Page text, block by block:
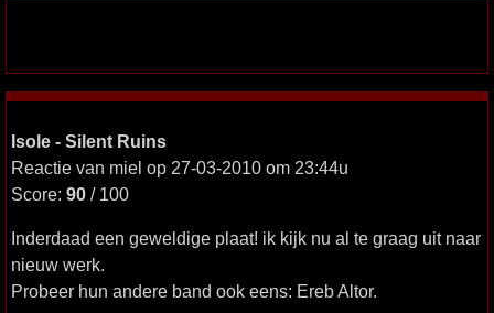
Isole - Silent Ruins
Reactie van miel op 27-03-2010 om 23:44u
Score: 90 / 100
Inderdaad een geweldige plaat! ik kijk nu al te graag uit naar
nieuw werk.
Probeer hun andere band ook eens: Ereb Altor.